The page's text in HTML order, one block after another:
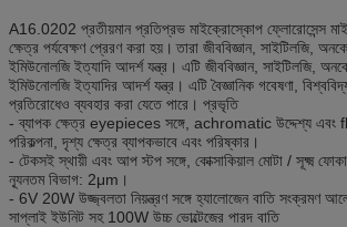
A16.0202 প্রতীয়মান প্রতিপ্রভ মাইক্রোস্কোপ ফ্লোরোসেন্স
ক্ষেত্র পর্যবেক্ষণ প্রেরণ করা হয়। তারা জীববিজ্ঞান, সাইটিলজি,
ইমিউনোলজি ইত্যাদি আদর্শ যন্ত্র। এটি জীববিজ্ঞান, সাইটিলজি,
ইমিউনোলজি ইত্যাদির আদর্শ যন্ত্র। এটি বৈজ্ঞানিক গবেষণা,
প্রতিরোধেও ব্যবহার করা যেতে পারে। প্রভৃতি
- ব্যাপক ক্ষেত্র eyepieces সঙ্গে, achromatic উদ্দেশ্য
পরিকল্পনা, দৃশ্য ক্ষেত্র ব্যাপকভাবে এবং পরিষ্কার।
- টেকসই স্থায়ী এবং আপ স্টপ সঙ্গে, কোক্সাকিয়াল মোটা / সূক্ষ্ম
ন্যূনতম বিভাগ: 2μm।
- 6V 20W উজ্জ্বলতা নিয়ন্ত্রণ সঙ্গে হ্যালোজেন বাতি সংক্রমণ
সাপ্লাই ইউনিট সহ 100W উচ্চ ভোল্টেজের পারদ বাতি